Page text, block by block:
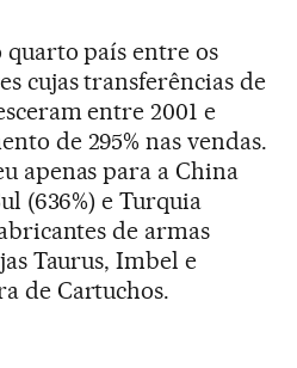
país entre os
cujas transferências de
entre 2001 e
de 295% nas vendas.
apenas para a China
(636%) e Turquia
de armas
Taurus, Imbel e
de Cartuchos.